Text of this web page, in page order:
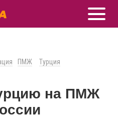
ПМЖ Турция
на ПМЖ